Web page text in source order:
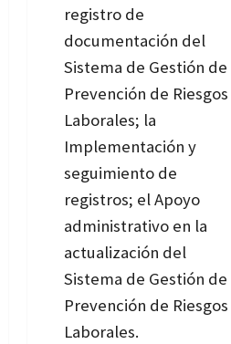
registro de
documentación del
Sistema de Gestión de
Prevención de Riesgos
Laborales; la
Implementación y
seguimiento de
registros; el Apoyo
administrativo en la
actualización del
Sistema de Gestión de
Prevención de Riesgos
Laborales.